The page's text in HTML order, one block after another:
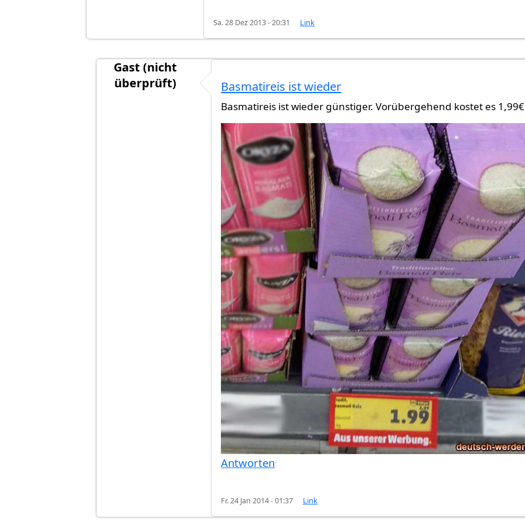
Sa. 28 Dez 2013 - 20:31 Link
Gast (nicht
überprüft)
Basmati Reis ist 41% teurervonPamir (nicht überprüft)
Basmatireis ist wieder
Basmatireis ist wieder günstiger. Vorübergehend kostet es
Antworten
Fr. 24 Jan 2014 - 01:37 Link